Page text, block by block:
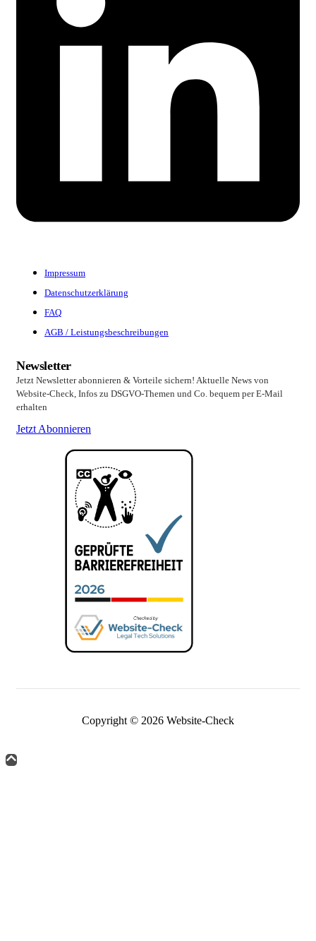
Impressum
Datenschutzerklärung
FAQ
AGB / Leistungsbeschreibungen
Newsletter
Jetzt Newsletter abonnieren & Vorteile sichern! Aktuelle News von
Website-Check, Infos zu DSGVO-Themen und Co. bequem per E-Mail
erhalten
Jetzt Abonnieren
Copyright © 2026 Website-Check